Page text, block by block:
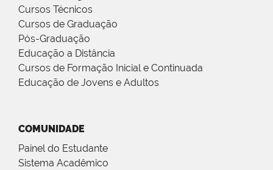
Cursos Técnicos
Cursos de Graduação
Pós-Graduação
Educação a Distância
Cursos de Formação Inicial e Continuada
Educação de Jovens e Adultos
COMUNIDADE
Painel do Estudante
Sistema Acadêmico